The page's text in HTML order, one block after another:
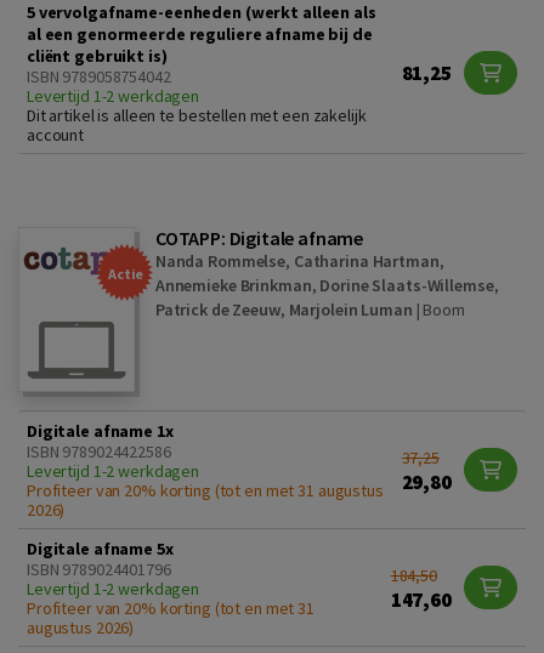
5 vervolgafname-eenheden (werkt alleen als
al een genormeerde reguliere afname bij de
cliënt gebruikt is)
ISBN 9789058754042
Levertijd 1-2 werkdagen
Dit artikel is alleen te bestellen met een zakelijk
account
81,25
Actie
COTAPP: Digitale afname
Nanda Rommelse, Catharina Hartman,
Annemieke Brinkman, Dorine Slaats-Willemse,
Patrick de Zeeuw, Marjolein Luman | Boom
Digitale afname 1x
ISBN 9789024422586
Levertijd 1-2 werkdagen
Profiteer van 20% korting (tot en met 31 augustus
2026)
37,25
29,80
Digitale afname 5x
ISBN 9789024401796
Levertijd 1-2 werkdagen
Profiteer van 20% korting (tot en met 31
augustus 2026)
184,50
147,60